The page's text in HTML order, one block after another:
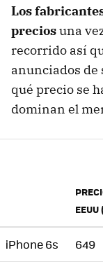
Los
preciosuna
recorrido así
anunciados de
qué precio se
dominan el
EEUU
iPhone 6s 649